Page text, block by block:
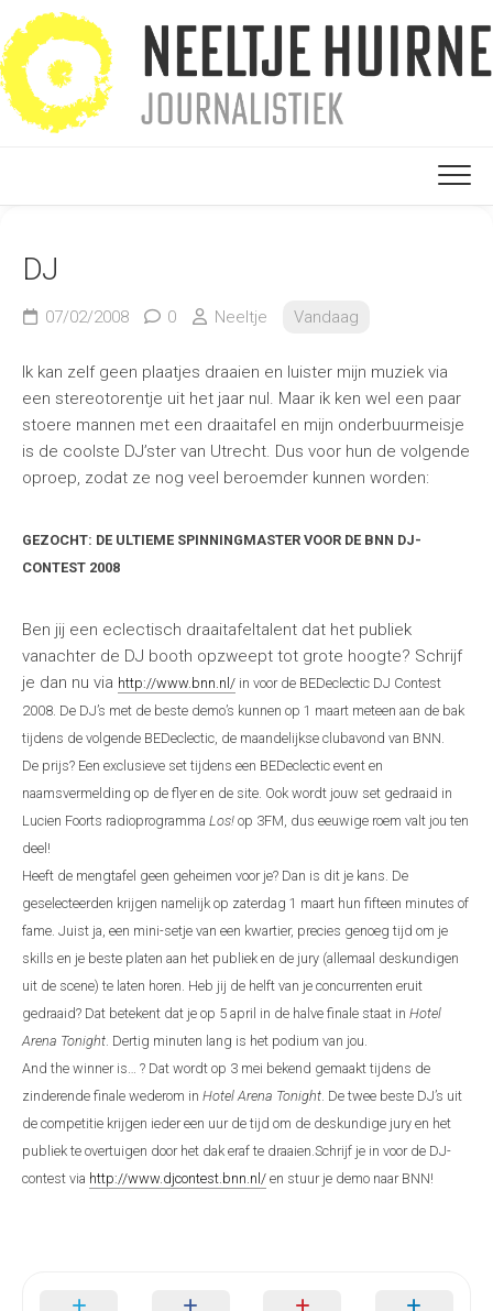
naar
de
inhoud
DJ
07/02/2008 0 Neeltje Vandaag
Ik kan zelf geen plaatjes draaien en luister mijn muziek via
een stereotorentje uit het jaar nul. Maar ik ken wel een paar
stoere mannen met een draaitafel en mijn onderbuurmeisje
is de coolste DJ’ster van Utrecht. Dus voor hun de volgende
oproep, zodat ze nog veel beroemder kunnen worden:
GEZOCHT: DE ULTIEME SPINNINGMASTER VOOR DE BNN DJ-
CONTEST 2008
Ben jij een eclectisch draaitafeltalent dat het publiek
vanachter de DJ booth opzweept tot grote hoogte? Schrijf
je dan nu via http://www.bnn.nl/ in voor de BEDeclectic DJ Contest
2008. De DJ’s met de beste demo’s kunnen op 1 maart meteen aan de bak
tijdens de volgende BEDeclectic, de maandelijkse clubavond van BNN.
De prijs? Een exclusieve set tijdens een BEDeclectic event en
naamsvermelding op de flyer en de site. Ook wordt jouw set gedraaid in
Lucien Foorts radioprogramma Los! op 3FM, dus eeuwige roem valt jou ten
deel!
Heeft de mengtafel geen geheimen voor je? Dan is dit je kans. De
geselecteerden krijgen namelijk op zaterdag 1 maart hun fifteen minutes of
fame. Juist ja, een mini-setje van een kwartier, precies genoeg tijd om je
skills en je beste platen aan het publiek en de jury (allemaal deskundigen
uit de scene) te laten horen. Heb jij de helft van je concurrenten eruit
gedraaid? Dat betekent dat je op 5 april in de halve finale staat in Hotel
Arena Tonight. Dertig minuten lang is het podium van jou.
And the winner is… ? Dat wordt op 3 mei bekend gemaakt tijdens de
zinderende finale wederom in Hotel Arena Tonight. De twee beste DJ’s uit
de competitie krijgen ieder een uur de tijd om de deskundige jury en het
publiek te overtuigen door het dak eraf te draaien.Schrijf je in voor de DJ-
contest via http://www.djcontest.bnn.nl/ en stuur je demo naar BNN!